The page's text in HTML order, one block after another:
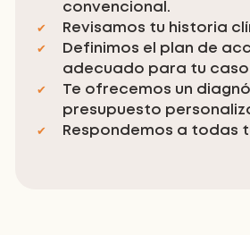
convencional.
Revisamos tu historia
Definimos el plan de
adecuado para tu
Te ofrecemos un
presupuesto
Respondemos a todas